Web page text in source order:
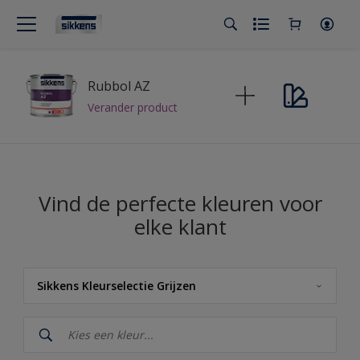
Rubbol AZ
Verander product
Vind de perfecte kleuren voor
elke klant
Sikkens Kleurselectie Grijzen
Sikkens